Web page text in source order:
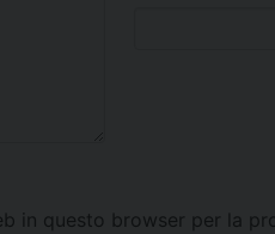
in questo browser per la